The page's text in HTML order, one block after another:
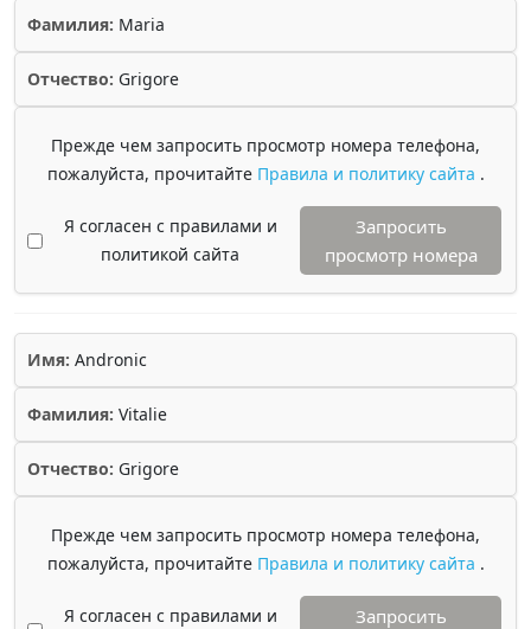
Фамилия: Maria
Отчество: Grigore
Прежде чем запросить просмотр номера телефона,
пожалуйста, прочитайте Правила и политику сайта .
Я согласен с правилами и
политикой сайта
Запросить
просмотр номера
Имя: Andronic
Фамилия: Vitalie
Отчество: Grigore
Прежде чем запросить просмотр номера телефона,
пожалуйста, прочитайте Правила и политику сайта .
Я согласен с правилами и
Запросить